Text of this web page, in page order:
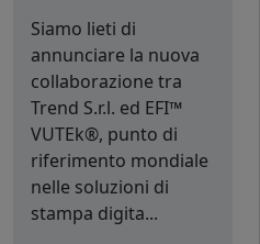
Siamo lieti di
annunciare la nuova
collaborazione tra
Trend S.r.l. ed EFI™
VUTEk®, punto di
riferimento mondiale
nelle soluzioni di
stampa digita...